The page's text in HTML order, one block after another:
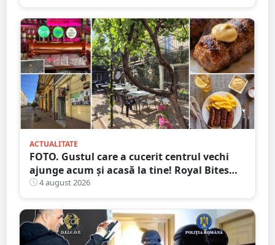
ACTUALITATE
FOTO. Gustul care a cucerit centrul vechi
ajunge acum și acasă la tine! Royal Bites
(fosta Zahana) livrează la domiciliu
4 august 2026